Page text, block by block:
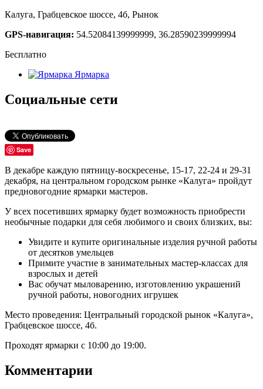
Калуга, Грабцевское шоссе, 4б, Рынок
GPS-навигация: 54.52084139999999, 36.28590239999994
Бесплатно
Ярмарка
Социальные сети
Save
В декабре каждую пятницу-воскресенье, 15-17, 22-24 и 29-31
декабря, на центральном городском рынке «Калуга» пройдут
предновогодние ярмарки мастеров.
У всех посетивших ярмарку будет возможность приобрести
необычные подарки для себя любимого и своих близких, вы:
Увидите и купите оригинальные изделия ручной работы
от десятков умельцев
Примите участие в занимательных мастер-классах для
взрослых и детей
Вас обучат мыловарению, изготовлению украшений
ручной работы, новогодних игрушек
Место проведения: Центральный городской рынок «Калуга»,
Грабцевское шоссе, 4б.
Проходят ярмарки с 10:00 до 19:00.
Комментарии